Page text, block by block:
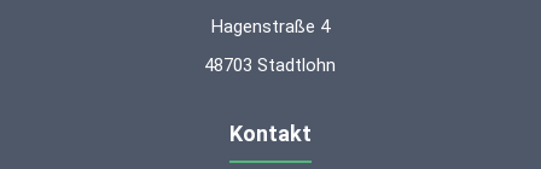
Hagenstraße 4
48703 Stadtlohn
Kontakt